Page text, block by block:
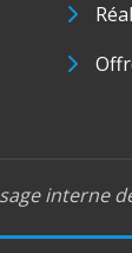
interne